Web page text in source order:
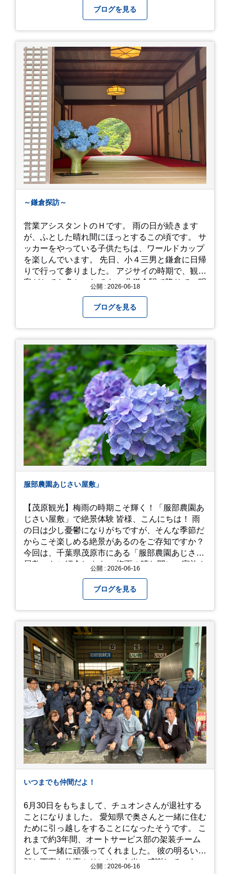
ブログを見る
～鎌倉探訪～
営業アシスタントのＨです。 雨の日が続きます
が、ふとした晴れ間にほっとするこの頃です。 サ
ッカーをやっている子供たちは、ワールドカップ
を楽しんでいます。 先日、小４三男と鎌倉に日帰
りで行って参りました。 アジサイの時期で、観光
客がとても多かったです。 北鎌倉駅で降りて、明
器を購入⇒お昼ご飯⇒鶴岡八幡宮⇒江ノ電で大仏
へ。 江ノ島は時間切れで断念！ 明月院のアジサ
イは白にフチが紫のが特に素敵だと思いました。
中１次男が小学校の修学旅行で鎌倉に行った時に
お昼を食べてお勧めという「玉子焼おざわ」のだ
し巻き卵はとてもおいしかったです。 鶴岡八幡宮
のハスは時期が早かったですが、来月は見事だろ
うなぁ。 それでは、皆さん、梅雨冷えの日もござ
いますが、お元気でお過ごし下さい。
公開 : 2026-06-18
ブログを見る
服部農園あじさい屋敷」
【茂原観光】梅雨の時期こそ輝く！「服部農園あ
じさい屋敷」で絶景体験 皆様、こんにちは！ 雨
の日は少し憂鬱になりがちですが、そんな季節だ
からこそ楽しめる絶景があるのをご存知ですか？
今回は、千葉県茂原市にある「服部農園あじさい
屋敷」をご紹介します。 梅雨の晴れ間に、家族や
め尽くす「あじさい」 服部農園あじさい屋敷の魅
力は、なんといってもそのスケール感。約18,000
平方メートルの広大な敷地に、なんと250種類以
上・約20,000株ものアジサイが植えられていま
す。 山肌を埋め尽くすように咲き誇るブルー、ピ
ンク、紫のアジサイは圧巻の一言。 歩道が整備さ
れているので、アジサイの中に囲まれるような感
覚で散策を楽しめます。 写真好きにはたまらない
「フォトジェニック」な景色 あじさい屋敷は、ど
こを切り取っても絵になる場所ばかり。 高い場所
からの眺望: 敷地が高い位置にあるため、あじさ
い越しに広がる茂原の景色を一望できます。 小道
での撮影: アジサイの小道を歩いている後ろ姿
は、とても幻想的で素敵な写真になりますよ。 梅
雨の季節特有の「しっとりと濡れたアジサイ」も
素敵ですし、晴れた日の「キラキラした光を浴び
たアジサイ」も最高です。ぜひカメラを持って出
やすい靴で: 山の斜面を利用した農園ですので、
歩き慣れた靴で行くのが安心です。 雨対策: 雨上
がりは足元が少し滑りやすくなることがありま
す。タオルや雨具を用意しておくと安心ですね。
開花時期のチェック: その年の気候によって見頃
が少し前後します。出かける前に必ず公式情報や
SNSで見頃を確認しましょう！ おわりに 梅雨の
公開 : 2026-06-16
ブログを見る
いつまでも仲間だよ！
6月30日をもちまして、チュオンさんが退社する
ことになりました。 愛知県で奥さんと一緒に住む
ために引っ越しをすることになったそうです。 こ
れまで約3年間、オートサービス部の架装チーム
として一緒に頑張ってくれました。 彼の明るい笑
顔と丁寧な仕事ぶりには、本当に感謝していま
公開 : 2026-06-16